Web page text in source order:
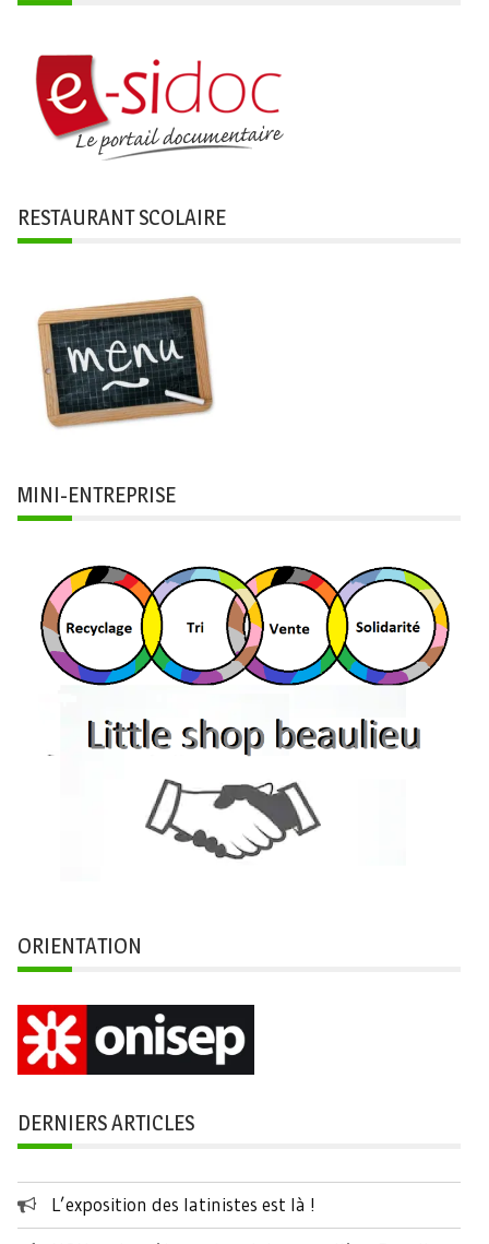
RESTAURANT SCOLAIRE
MINI-ENTREPRISE
ORIENTATION
DERNIERS ARTICLES
L’exposition des latinistes est là !